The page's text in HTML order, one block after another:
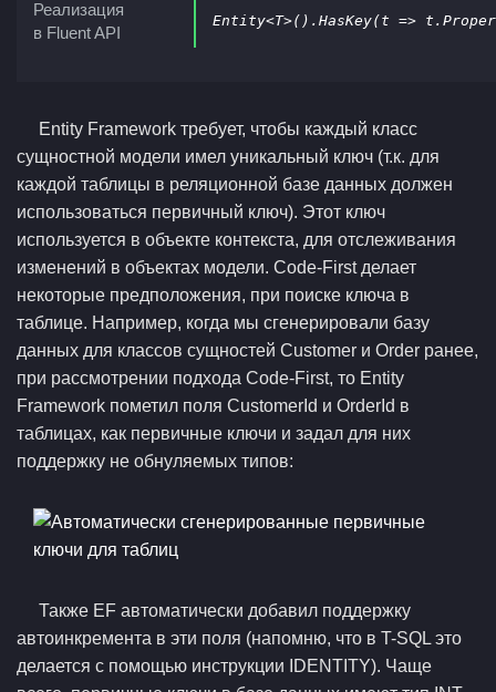
Реализация
в Fluent API
Entity<T>(). HasKey
Entity Framework требует, чтобы каждый класс
сущностной модели имел уникальный ключ (т.к. для
каждой таблицы в реляционной базе данных должен
использоваться первичный ключ). Этот ключ
используется в объекте контекста, для отслеживания
изменений в объектах модели. Code-First делает
некоторые предположения, при поиске ключа в
таблице. Например, когда мы сгенерировали базу
данных для классов сущностей Customer и Order ранее,
при рассмотрении подхода Code-First, то Entity
Framework пометил поля CustomerId и OrderId в
таблицах, как первичные ключи и задал для них
поддержку не обнуляемых типов:
Также EF автоматически добавил поддержку
автоинкремента в эти поля (напомню, что в T-SQL это
делается с помощью инструкции IDENTITY). Чаще